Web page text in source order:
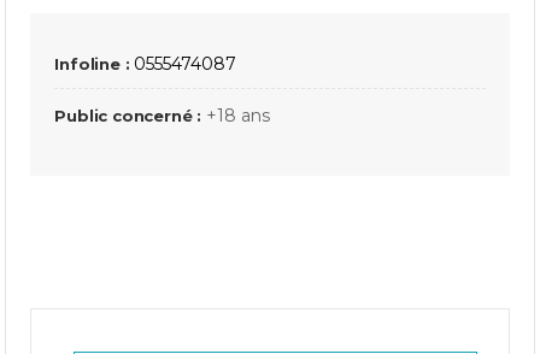
Infoline : 0555474087
Public concerné : +18 ans